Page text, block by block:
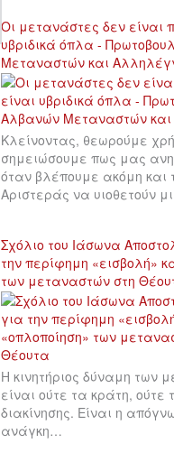
Οι μετανάστες δεν είναι
υβριδικά όπλα -
Μεταναστών και
Κλείνοντας, θεωρούμε
σημειώσουμε πως μας
όταν βλέπουμε ακόμη και
Αριστεράς να υιοθετούν
Σχόλιο του Ιάσωνα
την περίφημη «εισβολή»
των μεταναστών στη
Η κινητήριος δύναμη των
είναι ούτε τα κράτη, ούτε
διακίνησης. Είναι η
ανάγκη…